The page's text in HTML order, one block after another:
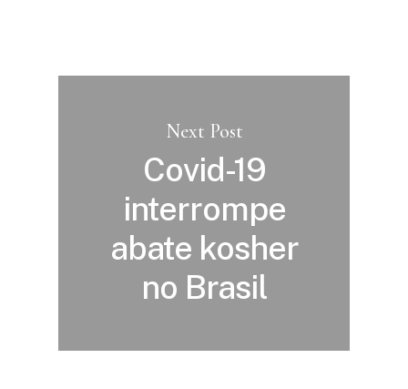
Next Post
Covid-19
interrompe
abate kosher
no Brasil